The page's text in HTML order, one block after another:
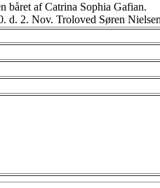
båret af Catrina Sophia Gafian.
d. 2. Nov. Troloved Søren